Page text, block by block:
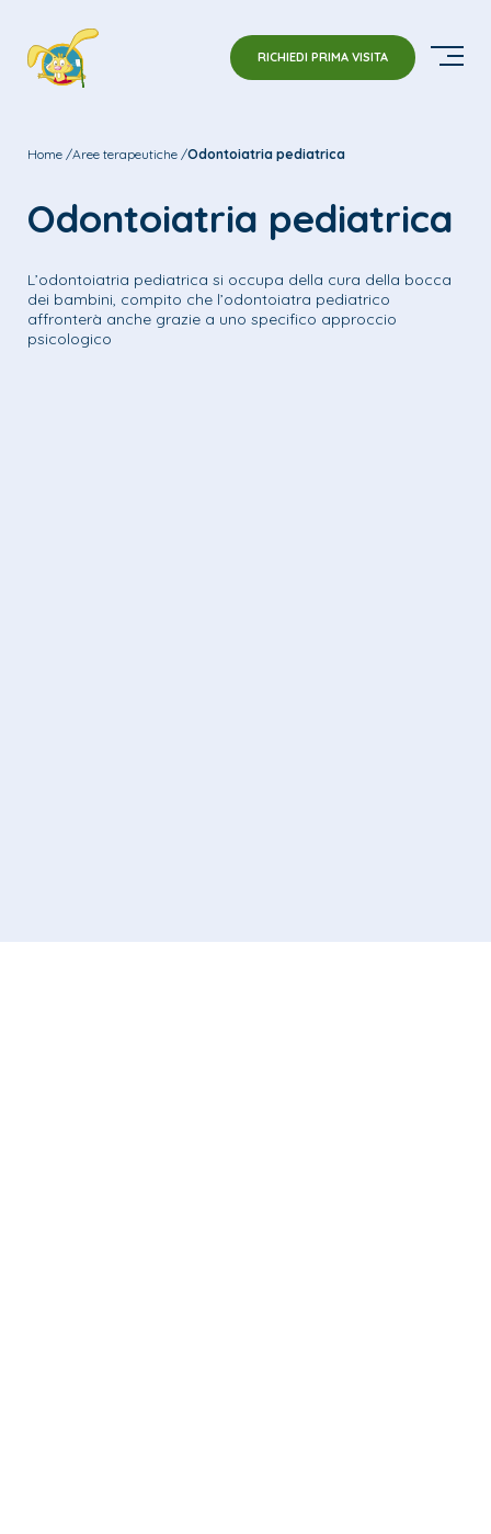
RICHIEDI PRIMA VISITA
Home Aree terapeutiche Odontoiatria pediatrica
Odontoiatria pediatrica
L’odontoiatria pediatrica si occupa della cura della bocca
dei bambini, compito che l’odontoiatra pediatrico
affronterà anche grazie a uno specifico approccio
psicologico